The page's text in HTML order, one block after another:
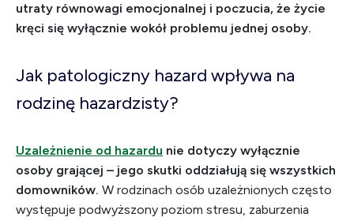
utraty równowagi emocjonalnej i poczucia, że życie
kręci się wyłącznie wokół problemu jednej osoby.
Jak patologiczny hazard wpływa na
rodzinę hazardzisty?
Uzależnienie od hazardu nie dotyczy wyłącznie
osoby grającej – jego skutki oddziałują się wszystkich
domowników. W rodzinach osób uzależnionych często
występuje podwyższony poziom stresu, zaburzenia